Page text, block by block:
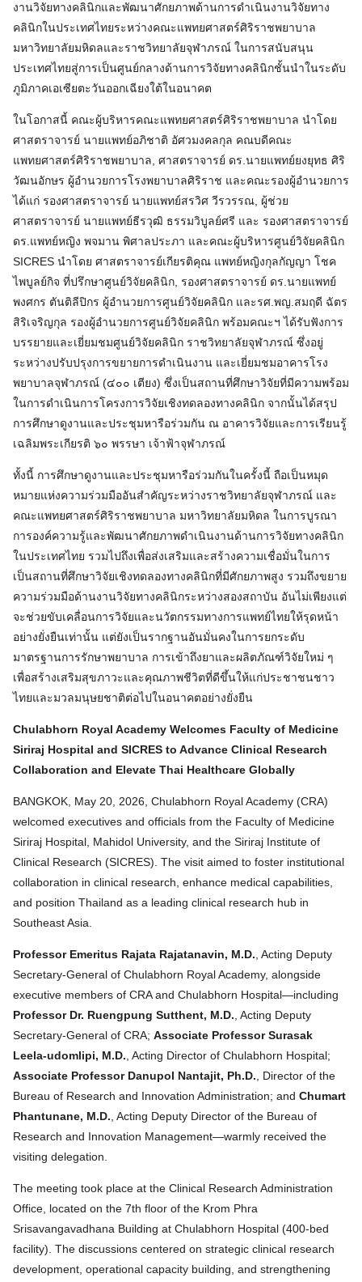
งานวิจัยทางคลินิกและพัฒนาศักยภาพด้านการดำเนินงานวิจัยทาง
คลินิกในประเทศไทยระหว่างคณะแพทยศาสตร์ศิริราชพยาบาล
มหาวิทยาลัยมหิดลและราชวิทยาลัยจุฬาภรณ์ ในการสนับสนุน
ประเทศไทยสู่การเป็นศูนย์กลางด้านการวิจัยทางคลินิกชั้นนำในระดับ
ภูมิภาคเอเซียตะวันออกเฉียงใต้ในอนาคต
ในโอกาสนี้ คณะผู้บริหารคณะแพทยศาสตร์ศิริราชพยาบาล นำโดย
ศาสตราจารย์ นายแพทย์อภิชาติ อัศวมงคลกุล คณบดีคณะ
แพทยศาสตร์ศิริราชพยาบาล, ศาสตราจารย์ ดร.นายแพทย์ยงยุทธ ศิริ
วัฒนอักษร ผู้อำนวยการโรงพยาบาลศิริราช และคณะรองผู้อำนวยการ
ได้แก่ รองศาสตราจารย์ นายแพทย์สรวิศ วีรวรรณ, ผู้ช่วย
ศาสตราจารย์ นายแพทย์ธีรวุฒิ ธรรมวิบูลย์ศรี และ รองศาสตราจารย์
ดร.แพทย์หญิง พจมาน พิศาลประภา และคณะผู้บริหารศูนย์วิจัยคลินิก
SICRES นำโดย ศาสตราจารย์เกียรติคุณ แพทย์หญิงกุลกัญญา โชค
ไพบูลย์กิจ ที่ปรึกษาศูนย์วิจัยคลินิก, รองศาสตราจารย์ ดร.นายแพทย์
พงศกร ตันติลีปิกร ผู้อำนวยการศูนย์วิจัยคลินิก และรศ.พญ.สมฤดี ฉัตร
สิริเจริญกุล รองผู้อำนวยการศูนย์วิจัยคลินิก พร้อมคณะฯ ได้รับฟังการ
บรรยายและเยี่ยมชมศูนย์วิจัยคลินิก ราชวิทยาลัยจุฬาภรณ์ ซึ่งอยู่
ระหว่างปรับปรุงการขยายการดำเนินงาน และเยี่ยมชมอาคารโรง
พยาบาลจุฬาภรณ์ (๔๐๐ เตียง) ซึ่งเป็นสถานที่ศึกษาวิจัยที่มีความพร้อม
ในการดำเนินการโครงการวิจัยเชิงทดลองทางคลินิก จากนั้นได้สรุป
การศึกษาดูงานและประชุมหารือร่วมกัน ณ อาคารวิจัยและการเรียนรู้
เฉลิมพระเกียรติ ๖๐ พรรษา เจ้าฟ้าจุฬาภรณ์
ทั้งนี้ การศึกษาดูงานและประชุมหารือร่วมกันในครั้งนี้ ถือเป็นหมุด
หมายแห่งความร่วมมืออันสำคัญระหว่างราชวิทยาลัยจุฬาภรณ์ และ
คณะแพทยศาสตร์ศิริราชพยาบาล มหาวิทยาลัยมหิดล ในการบูรณา
การองค์ความรู้และพัฒนาศักยภาพดำเนินงานด้านการวิจัยทางคลินิก
ในประเทศไทย รวมไปถึงเพื่อส่งเสริมและสร้างความเชื่อมั่นในการ
เป็นสถานที่ศึกษาวิจัยเชิงทดลองทางคลินิกที่มีศักยภาพสูง รวมถึงขยาย
ความร่วมมือด้านงานวิจัยทางคลินิกระหว่างสองสถาบัน อันไม่เพียงแต่
จะช่วยขับเคลื่อนการวิจัยและนวัตกรรมทางการแพทย์ไทยให้รุดหน้า
อย่างยั่งยืนเท่านั้น แต่ยังเป็นรากฐานอันมั่นคงในการยกระดับ
มาตรฐานการรักษาพยาบาล การเข้าถึงยาและผลิตภัณฑ์วิจัยใหม่ ๆ
เพื่อสร้างเสริมสุขภาวะและคุณภาพชีวิตที่ดีขึ้นให้แก่ประชาชนชาว
ไทยและมวลมนุษยชาติต่อไปในอนาคตอย่างยั่งยืน
Chulabhorn Royal Academy Welcomes Faculty of Medicine
Siriraj Hospital and SICRES to Advance Clinical Research
Collaboration and Elevate Thai Healthcare Globally
BANGKOK, May 20, 2026, Chulabhorn Royal Academy (CRA)
welcomed executives and officials from the Faculty of Medicine
Siriraj Hospital, Mahidol University, and the Siriraj Institute of
Clinical Research (SICRES). The visit aimed to foster institutional
collaboration in clinical research, enhance medical capabilities,
and position Thailand as a leading clinical research hub in
Southeast Asia.
Professor Emeritus Rajata Rajatanavin, M.D. , Acting Deputy
Secretary-General of Chulabhorn Royal Academy, alongside
executive members of CRA and Chulabhorn Hospital—including
Professor Dr. Ruengpung Sutthent, M.D. , Acting Deputy
Secretary-General of CRA; Associate Professor Surasak
Leela-udomlipi, M.D. , Acting Director of Chulabhorn Hospital;
Associate Professor Danupol Nantajit, Ph.D. , Director of the
Bureau of Research and Innovation Administration; and Chumart
Phantunane, M.D. , Acting Deputy Director of the Bureau of
Research and Innovation Management—warmly received the
visiting delegation.
The meeting took place at the Clinical Research Administration
Office, located on the 7th floor of the Krom Phra
Srisavangavadhana Building at Chulabhorn Hospital (400-bed
facility). The discussions centered on strategic clinical research
development, operational capacity building, and strengthening